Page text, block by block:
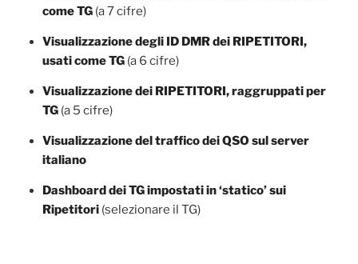
come TG(a 7 cifre)
Visualizzazione degli ID DMR dei RIPETITORI,
usati come TG(a 6 cifre)
Visualizzazione dei RIPETITORI, raggruppati per
TG(a 5 cifre)
Visualizzazione del traffico dei QSO sul server
italiano
Dashboard dei TG impostati in ‘statico’ sui
Ripetitori(selezionare il TG)